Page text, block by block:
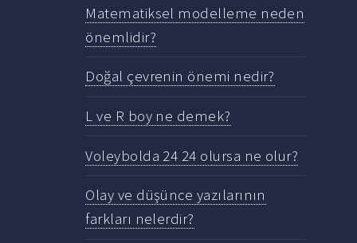
Matematiksel modelleme neden
önemlidir?
Doğal çevrenin önemi nedir?
L ve R boy ne demek?
Voleybolda 24 24 olursa ne olur?
Olay ve düşünce yazılarının
farkları nelerdir?